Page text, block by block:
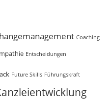
Coaching
Entscheidungen
Future Skills Führungskraft